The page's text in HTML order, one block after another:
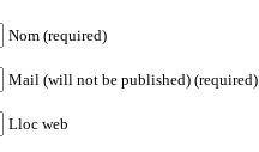
Nom (required)
Mail (will not be published) (required)
Lloc web